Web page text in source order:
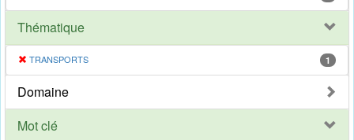
Thématique
TRANSPORTS 1
Domaine
Mot clé